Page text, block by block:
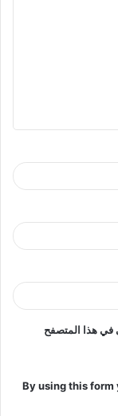
في هذا المتصفح
By using this form